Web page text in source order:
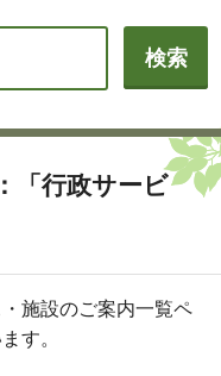
「行政サービ
施設のご案内一覧ペ
す。